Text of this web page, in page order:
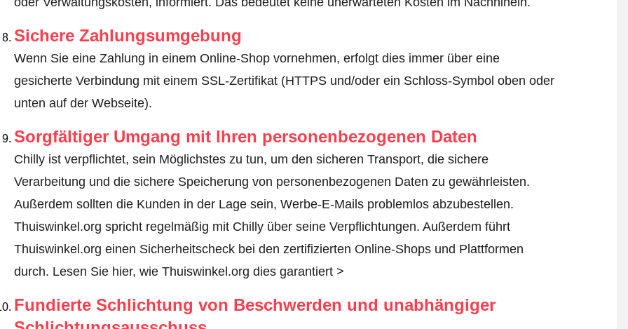
Sichere Zahlungsumgebung
Wenn Sie eine Zahlung in einem Online-Shop vornehmen, erfolgt dies immer über eine
gesicherte Verbindung mit einem SSL-Zertifikat (HTTPS und/oder ein Schloss-Symbol oben oder
unten auf der Webseite).
Sorgfältiger Umgang mit Ihren personenbezogenen Daten
Chilly ist verpflichtet, sein Möglichstes zu tun, um den sicheren Transport, die sichere
Verarbeitung und die sichere Speicherung von personenbezogenen Daten zu gewährleisten.
Außerdem sollten die Kunden in der Lage sein, Werbe-E-Mails problemlos abzubestellen.
Thuiswinkel.org spricht regelmäßig mit Chilly über seine Verpflichtungen. Außerdem führt
Thuiswinkel.org einen Sicherheitscheck bei den zertifizierten Online-Shops und Plattformen
durch. Lesen Sie hier, wie Thuiswinkel.org dies garantiert >
Fundierte Schlichtung von Beschwerden und unabhängiger